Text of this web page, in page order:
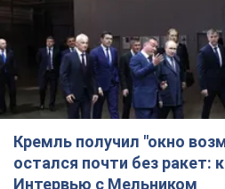
Кремль получил "окно
остался почти без ракет:
Интервью с Мельником